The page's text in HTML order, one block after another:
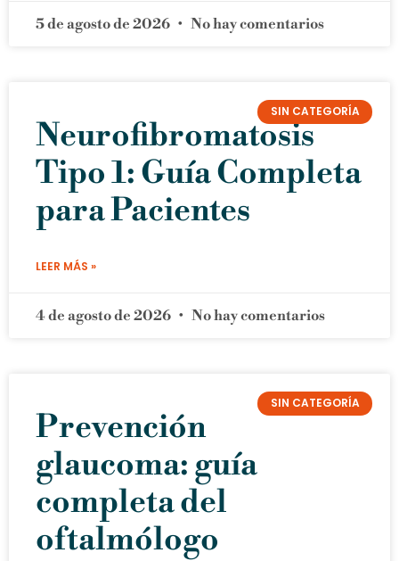
5 de agosto de 2026 No hay comentarios
SIN CATEGORÍA
Neurofibromatosis
Tipo 1: Guía Completa
para Pacientes
LEER MÁS »
4 de agosto de 2026 No hay comentarios
SIN CATEGORÍA
Prevención
glaucoma: guía
completa del
oftalmólogo